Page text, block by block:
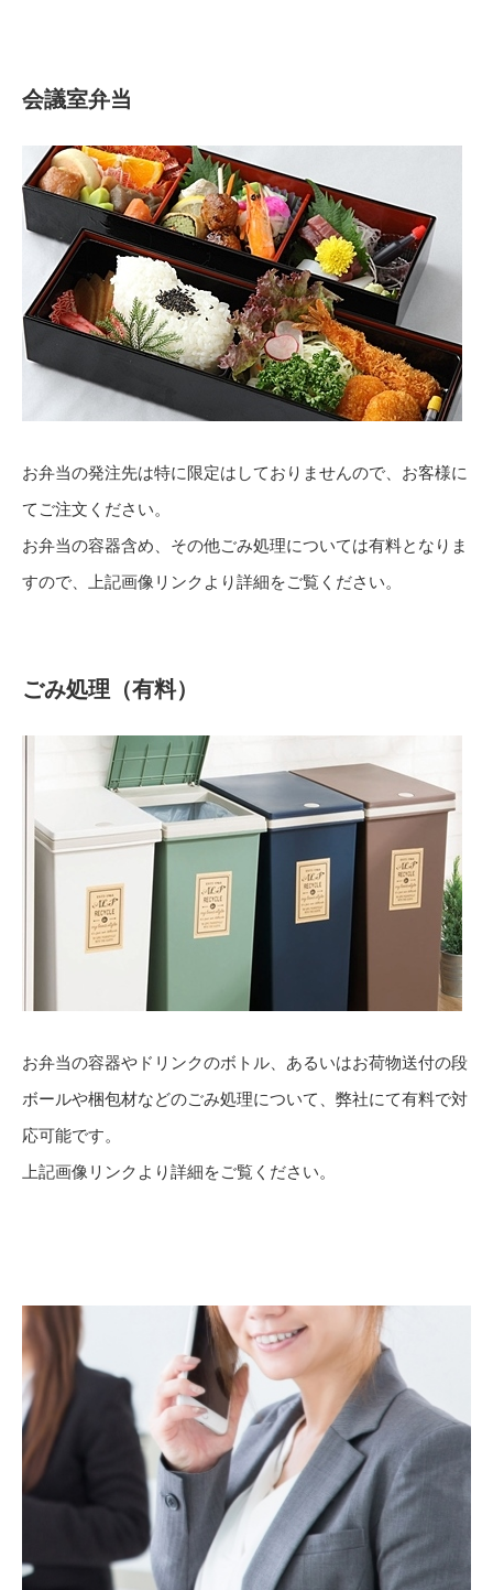
会議室弁当
お弁当の発注先は特に限定はしておりませんので、お客様に
てご注文ください。
お弁当の容器含め、その他ごみ処理については有料となりま
すので、上記画像リンクより詳細をご覧ください。
ごみ処理（有料）
お弁当の容器やドリンクのボトル、あるいはお荷物送付の段
ボールや梱包材などのごみ処理について、弊社にて有料で対
応可能です。
上記画像リンクより詳細をご覧ください。